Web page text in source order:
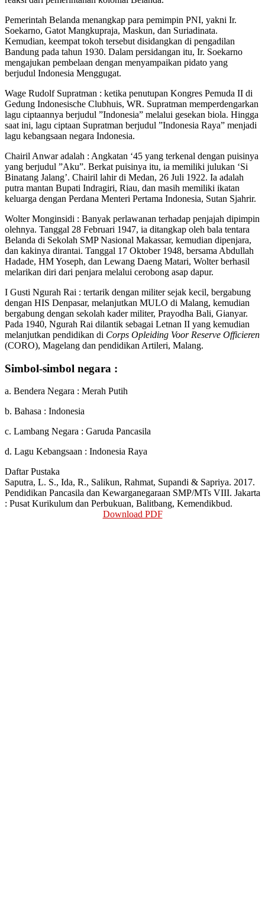
Pemerintah Belanda menangkap para pemimpin PNI, yakni Ir.
Soekarno, Gatot Mangkupraja, Maskun, dan Suriadinata.
Kemudian, keempat tokoh tersebut disidangkan di pengadilan
Bandung pada tahun 1930. Dalam persidangan itu, Ir. Soekarno
mengajukan pembelaan dengan menyampaikan pidato yang
berjudul Indonesia Menggugat.
Wage Rudolf Supratman : ketika penutupan Kongres Pemuda II di
Gedung Indonesische Clubhuis, WR. Supratman memperdengarkan
lagu ciptaannya berjudul ”Indonesia” melalui gesekan biola. Hingga
saat ini, lagu ciptaan Supratman berjudul ”Indonesia Raya” menjadi
lagu kebangsaan negara Indonesia.
Chairil Anwar adalah : Angkatan ‘45 yang terkenal dengan puisinya
yang berjudul ”Aku”. Berkat puisinya itu, ia memiliki julukan ‘Si
Binatang Jalang’. Chairil lahir di Medan, 26 Juli 1922. Ia adalah
putra mantan Bupati Indragiri, Riau, dan masih memiliki ikatan
keluarga dengan Perdana Menteri Pertama Indonesia, Sutan Sjahrir.
Wolter Monginsidi : Banyak perlawanan terhadap penjajah dipimpin
olehnya. Tanggal 28 Februari 1947, ia ditangkap oleh bala tentara
Belanda di Sekolah SMP Nasional Makassar, kemudian dipenjara,
dan kakinya dirantai. Tanggal 17 Oktober 1948, bersama Abdullah
Hadade, HM Yoseph, dan Lewang Daeng Matari, Wolter berhasil
melarikan diri dari penjara melalui cerobong asap dapur.
I Gusti Ngurah Rai : tertarik dengan militer sejak kecil, bergabung
dengan HIS Denpasar, melanjutkan MULO di Malang, kemudian
bergabung dengan sekolah kader militer, Prayodha Bali, Gianyar.
Pada 1940, Ngurah Rai dilantik sebagai Letnan II yang kemudian
melanjutkan pendidikan di Corps Opleiding Voor Reserve Officieren
(CORO), Magelang dan pendidikan Artileri, Malang.
Simbol-simbol negara :
a. Bendera Negara : Merah Putih
b. Bahasa : Indonesia
c. Lambang Negara : Garuda Pancasila
d. Lagu Kebangsaan : Indonesia Raya
Daftar Pustaka
Saputra, L. S., Ida, R., Salikun, Rahmat, Supandi & Sapriya. 2017.
Pendidikan Pancasila dan Kewarganegaraan SMP/MTs VIII. Jakarta
: Pusat Kurikulum dan Perbukuan, Balitbang, Kemendikbud.
Download PDF